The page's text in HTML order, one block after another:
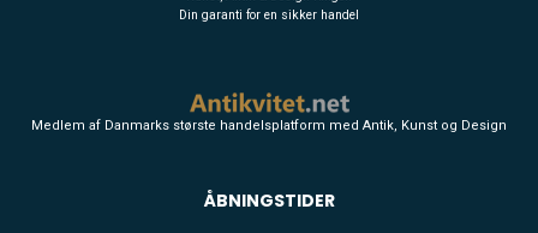
Din garanti for en sikker handel
Medlem af Danmarks største handelsplatform med Antik, Kunst og Design
ÅBNINGSTIDER